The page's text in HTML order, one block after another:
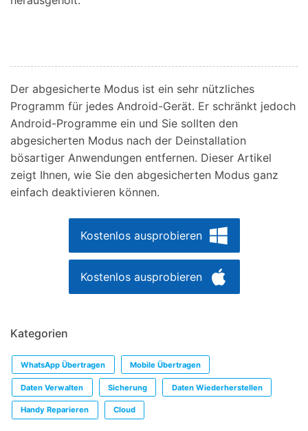
Der abgesicherte Modus ist ein sehr nützliches
Programm für jedes Android-Gerät. Er schränkt jedoch
Android-Programme ein und Sie sollten den
abgesicherten Modus nach der Deinstallation
bösartiger Anwendungen entfernen. Dieser Artikel
zeigt Ihnen, wie Sie den abgesicherten Modus ganz
einfach deaktivieren können.
Kostenlos ausprobieren
Kostenlos ausprobieren
Kategorien
WhatsApp Übertragen Mobile Übertragen
Daten Verwalten Sicherung Daten Wiederherstellen
Handy Reparieren Cloud